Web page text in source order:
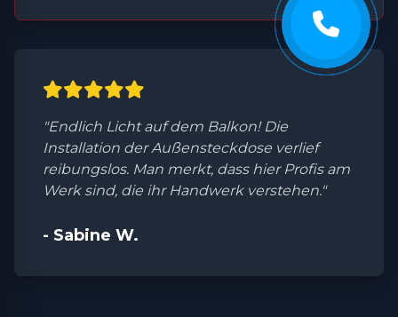
"Endlich Licht auf dem Balkon! Die
Installation der Außensteckdose verlief
reibungslos. Man merkt, dass hier Profis am
Werk sind, die ihr Handwerk verstehen."
- Sabine W.